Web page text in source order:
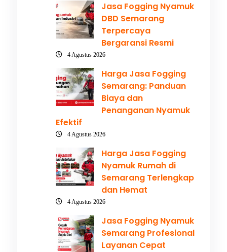
Jasa Fogging Nyamuk
DBD Semarang
Terpercaya
Bergaransi Resmi
4 Agustus 2026
Harga Jasa Fogging
Semarang: Panduan
Biaya dan
Penanganan Nyamuk
Efektif
4 Agustus 2026
Harga Jasa Fogging
Nyamuk Rumah di
Semarang Terlengkap
dan Hemat
4 Agustus 2026
Jasa Fogging Nyamuk
Semarang Profesional
Layanan Cepat